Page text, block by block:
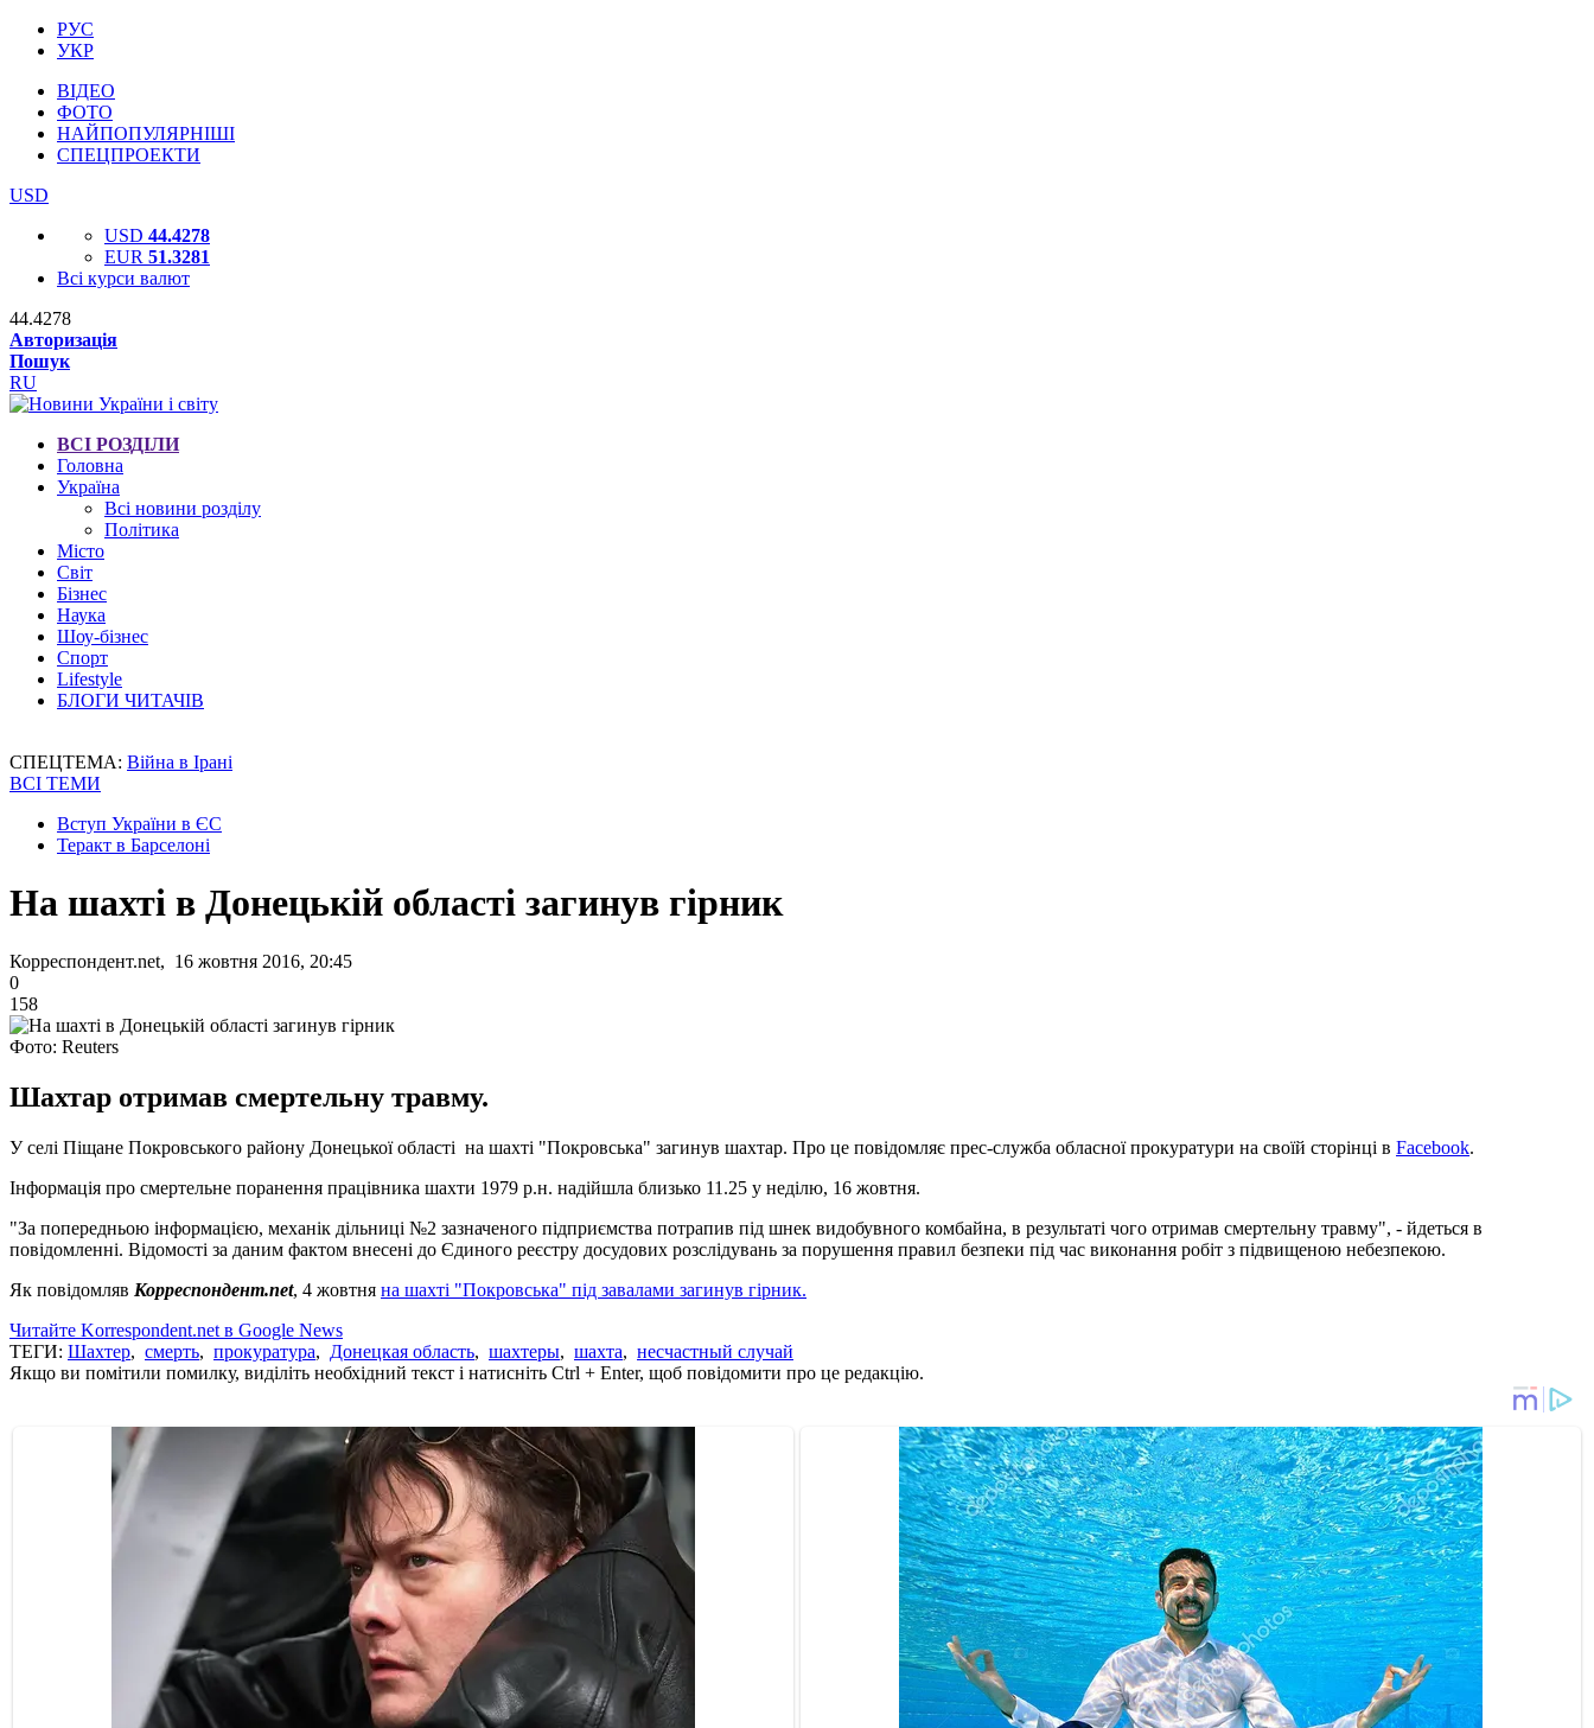
РУС
УКР
ВІДЕО
ФОТО
НАЙПОПУЛЯРНІШІ
СПЕЦПРОЕКТИ
USD
USD 44.4278
EUR 51.3281
Всі курси валют
44.4278
Авторизація
Пошук
RU
ВСІ РОЗДІЛИ
Головна
Україна
Всі новини розділу
Політика
Місто
Світ
Бізнес
Наука
Шоу-бізнес
Спорт
Lifestyle
БЛОГИ ЧИТАЧІВ
СПЕЦТЕМА: Війна в Ірані
ВСІ ТЕМИ
Вступ України в ЄС
Теракт в Барселоні
На шахті в Донецькій області загинув гірник
Корреспондент.net, 16 жовтня 2016, 20:45
0
158
Фото: Reuters
Шахтар отримав смертельну травму.
У селі Піщане Покровського району Донецької області на шахті "Покровська" загинув шахтар. Про це повідомляє прес-служба обласної прокуратури на своїй сторінці в Facebook.
Інформація про смертельне поранення працівника шахти 1979 р.н. надійшла близько 11.25 у неділю, 16 жовтня.
"За попередньою інформацією, механік дільниці №2 зазначеного підприємства потрапив під шнек видобувного комбайна, в результаті чого отримав смертельну травму", - йдеться в
повідомленні. Відомості за даним фактом внесені до Єдиного реєстру досудових розслідувань за порушення правил безпеки під час виконання робіт з підвищеною небезпекою.
Як повідомляв Корреспондент.net, 4 жовтня на шахті "Покровська" під завалами загинув гірник.
Читайте Korrespondent.net в Google News
ТЕГИ: Шахтер, смерть, прокуратура, Донецкая область, шахтеры, шахта, несчастный случай
Якщо ви помітили помилку, виділіть необхідний текст і натисніть Ctrl + Enter, щоб повідомити про це редакцію.